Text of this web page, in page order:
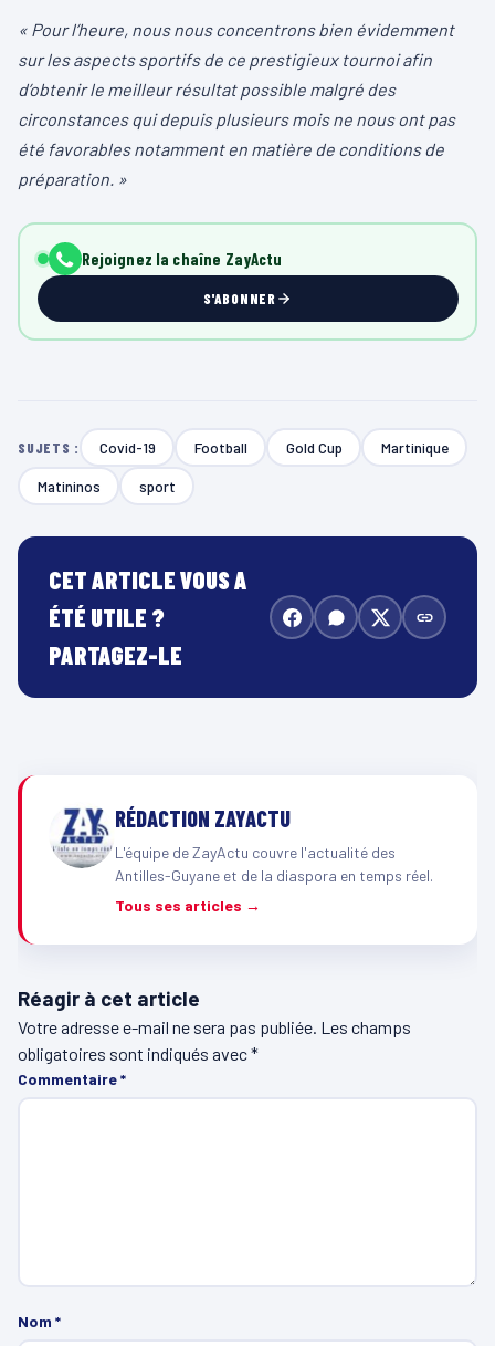
« Pour l’heure, nous nous concentrons bien évidemment
sur les aspects sportifs de ce prestigieux tournoi afin
d’obtenir le meilleur résultat possible malgré des
circonstances qui depuis plusieurs mois ne nous ont pas
été favorables notamment en matière de conditions de
préparation. »
Rejoignez la chaîne ZayActu
S'ABONNER
SUJETS : Covid-19 Football Gold Cup Martinique
Matininos sport
CET ARTICLE VOUS A
ÉTÉ UTILE ?
PARTAGEZ-LE
RÉDACTION ZAYACTU
L'équipe de ZayActu couvre l'actualité des
Antilles-Guyane et de la diaspora en temps réel.
Tous ses articles →
Réagir à cet article
Votre adresse e-mail ne sera pas publiée. Les champs
obligatoires sont indiqués avec*
Commentaire*
Nom *